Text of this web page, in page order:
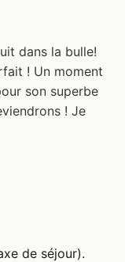
dans la bulle!
! Un moment
son superbe
! Je
de séjour).